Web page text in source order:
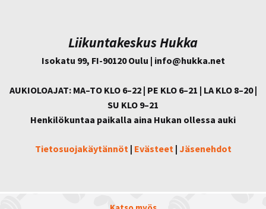
Liikuntakeskus Hukka
Isokatu 99, FI-90120 Oulu | info@hukka.net
AUKIOLOAJAT: MA–TO KLO 6–22 | PE KLO 6–21 | LA KLO 8–20 |
SU KLO 9–21
Henkilökuntaa paikalla aina Hukan ollessa auki
Tietosuojakäytännöt | Evästeet | Jäsenehdot